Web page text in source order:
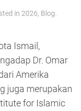
in 2026, Blog.
Ismail,
Dr. Omar
Amerika
juga merupakan
for Islamic